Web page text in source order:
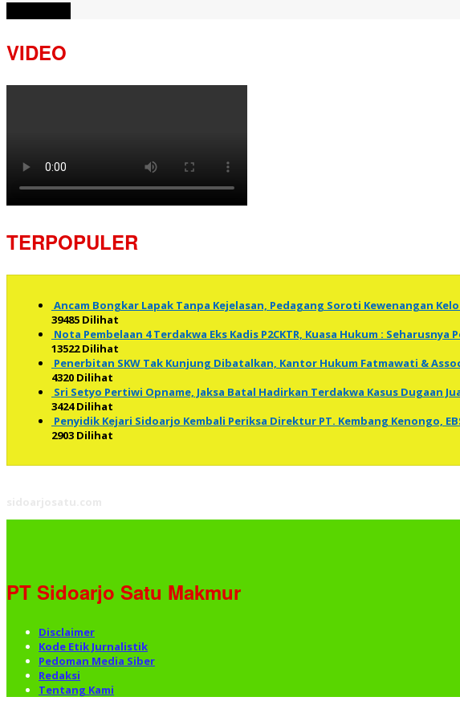
VIDEO
TERPOPULER
Ancam Bongkar Lapak Tanpa Kejelasan, Pedagang Soroti Kewenangan
39485 Dilihat
Nota Pembelaan 4 Terdakwa Eks Kadis P2CKTR, Kuasa Hukum :
13522 Dilihat
Penerbitan SKW Tak Kunjung Dibatalkan, Kantor Hukum Fatmawati &
4320 Dilihat
Sri Setyo Pertiwi Opname, Jaksa Batal Hadirkan Terdakwa Kasus Dugaan
3424 Dilihat
Penyidik Kejari Sidoarjo Kembali Periksa Direktur PT. Kembang Kenongo,
2903 Dilihat
PT Sidoarjo Satu Makmur
Disclaimer
Kode Etik Jurnalistik
Pedoman Media Siber
Redaksi
Tentang Kami